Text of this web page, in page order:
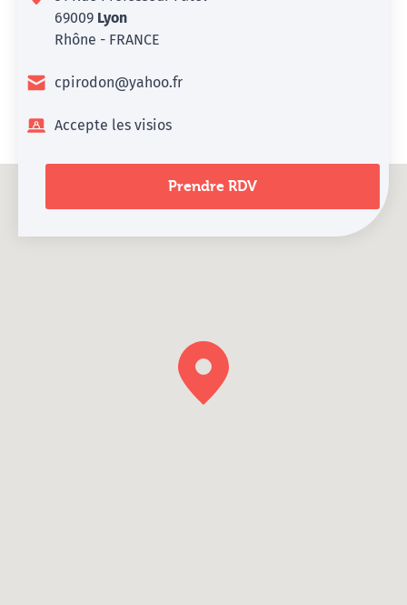
69009 Lyon
Rhône - FRANCE
cpirodon@yahoo.fr
Accepte les visios
Prendre RDV